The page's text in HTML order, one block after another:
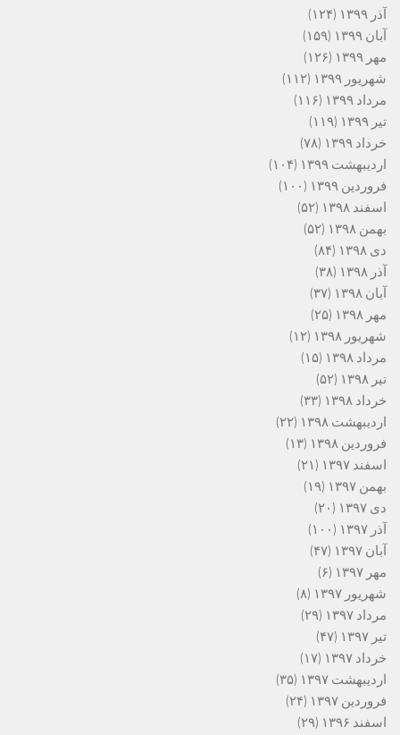
آذر ۱۳۹۹
(۱۲۴)
آبان ۱۳۹۹
(۱۵۹)
مهر ۱۳۹۹
(۱۲۶)
شهریور ۱۳۹۹
(۱۱۲)
مرداد ۱۳۹۹
(۱۱۶)
تیر ۱۳۹۹
(۱۱۹)
خرداد ۱۳۹۹
(۷۸)
اردیبهشت ۱۳۹۹
(۱۰۴)
فروردین ۱۳۹۹
(۱۰۰)
اسفند ۱۳۹۸
(۵۲)
بهمن ۱۳۹۸
(۵۲)
دی ۱۳۹۸
(۸۴)
آذر ۱۳۹۸
(۳۸)
آبان ۱۳۹۸
(۳۷)
مهر ۱۳۹۸
(۲۵)
شهریور ۱۳۹۸
(۱۲)
مرداد ۱۳۹۸
(۱۵)
تیر ۱۳۹۸
(۵۲)
خرداد ۱۳۹۸
(۳۳)
اردیبهشت ۱۳۹۸
(۲۲)
فروردین ۱۳۹۸
(۱۳)
اسفند ۱۳۹۷
(۲۱)
بهمن ۱۳۹۷
(۱۹)
دی ۱۳۹۷
(۲۰)
آذر ۱۳۹۷
(۱۰۰)
آبان ۱۳۹۷
(۴۷)
مهر ۱۳۹۷
(۶)
شهریور ۱۳۹۷
(۸)
مرداد ۱۳۹۷
(۲۹)
تیر ۱۳۹۷
(۴۷)
خرداد ۱۳۹۷
(۱۷)
اردیبهشت ۱۳۹۷
(۳۵)
فروردین ۱۳۹۷
(۲۴)
اسفند ۱۳۹۶
(۲۹)